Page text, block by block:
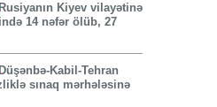
Rusiyanın Kiyev vilayətinə
14 nəfər ölüb, 27
Düşənbə-Kabil-Tehran
sınaq mərhələsinə